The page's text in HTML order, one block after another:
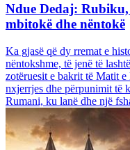
Ndue Dedaj:
mbitokë dhe nëntokë
Ka gjasë që dy rremat e
nëntokshme, të jenë të
zotëruesit e bakrit të Matit
nxjerrjes dhe përpunimit të
Rumani, ku lanë dhe një